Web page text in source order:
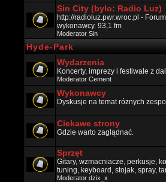
Sin City (bylo: Radio Luz)
http://radioluz.pwr.wroc.pl -
wykonawcy. 93,1 fm
Moderator Sin
Hyde-Park
Wydarzenia
Koncerty, imprezy i festiwale z
Moderator Cement
Wykonawcy
Dyskusje na temat różnych
Ciekawe strony
Gdzie warto zaglądnać.
Sprzęt
Gitary, wzmacniacze, perkusje,
tuning, keyboard, stojak, spray,
Moderator dzix_x